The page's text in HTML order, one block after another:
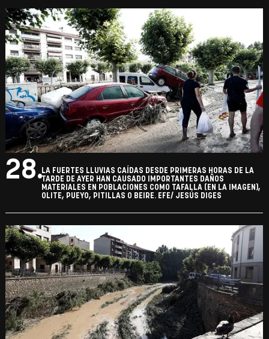
28.LA FUERTES LLUVIAS CAÍDAS DESDE PRIMERAS HORAS DE LA
TARDE DE AYER HAN CAUSADO IMPORTANTES DAÑOS
MATERIALES EN POBLACIONES COMO TAFALLA (EN LA IMAGEN),
OLITE, PUEYO, PITILLAS O BEIRE. EFE/ JESÚS DIGES